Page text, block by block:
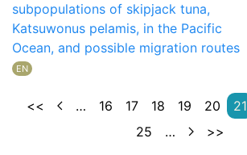
subpopulations of skipjack tuna,
Katsuwonus pelamis, in the Pacific
Ocean, and possible migration routes
EN
<< … 16 17 18 19 20 21
25
… >>